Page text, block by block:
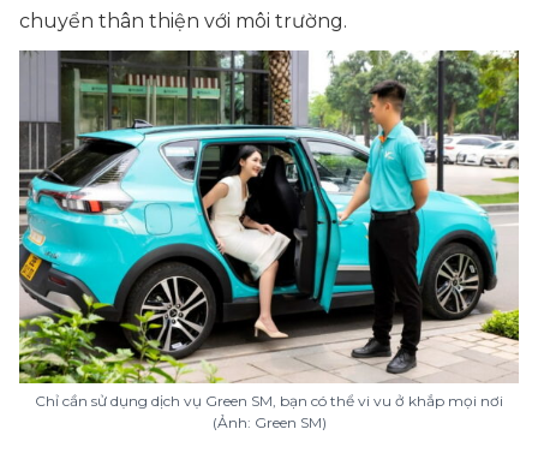
chuyển thân thiện với môi trường.
Chỉ cần sử dụng dịch vụ Green SM, bạn có thể vi vu ở khắp mọi nơi
(Ảnh: Green SM)